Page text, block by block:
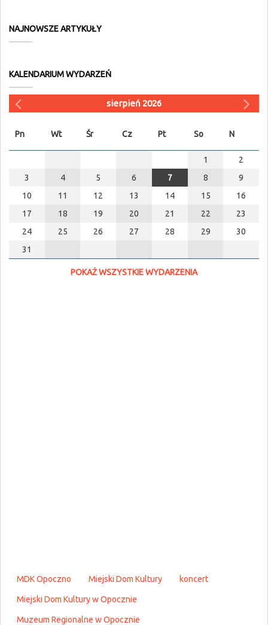
NAJNOWSZE ARTYKUŁY
KALENDARIUM WYDARZEŃ
sierpień 2026
Pn Wt Śr Cz Pt So N
1
2
3
4 5 6 7 8
9
10
11 12 13 14 15
16
17
18 19 20 21 22
23
24
25 26 27 28 29
30
31
POKAŻ WSZYSTKIE WYDARZENIA
MDK Opoczno Miejski Dom Kultury koncert
Miejski Dom Kultury w Opocznie
Muzeum Regionalne w Opocznie